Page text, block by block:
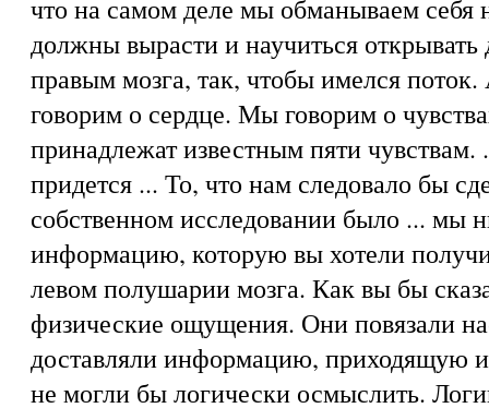
что на самом деле мы обманываем
должны вырасти и научиться
правым мозга, так, чтобы имелся
говорим о сердце. Мы говорим о
принадлежат известным пяти
придется ... То, что нам следовало бы
собственном исследовании было ... мы
информацию, которую вы хотели
левом полушарии мозга. Как вы бы
физические ощущения. Они повязали
доставляли информацию, приходящую
не могли бы логически осмыслить.